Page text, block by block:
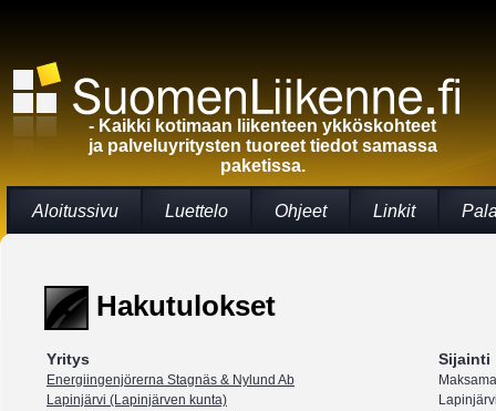
- Kaikki kotimaan liikenteen ykköskohteet
ja palveluyritysten tuoreet tiedot samassa
paketissa.
Aloitussivu Luettelo Ohjeet Linkit
Hakutulokset
Yritys Sijainti
Energiingenjörerna Stagnäs & Nylund Ab
Lapinjärvi (Lapinjärven kunta)